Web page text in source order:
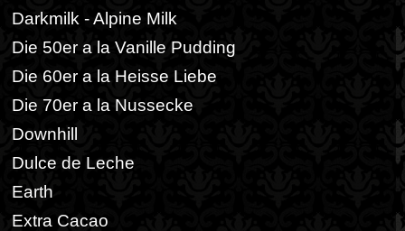
Darkmilk - Alpine Milk
Die 50er a la Vanille Pudding
Die 60er a la Heisse Liebe
Die 70er a la Nussecke
Downhill
Dulce de Leche
Earth
Extra Cacao